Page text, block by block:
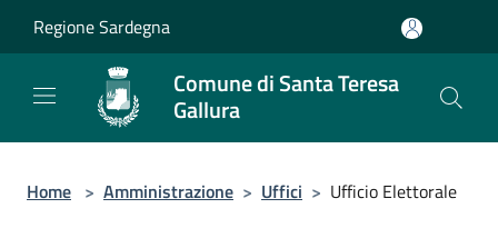
Regione Sardegna
Comune di Santa Teresa
Gallura
Home > Amministrazione > Uffici > Ufficio Elettorale